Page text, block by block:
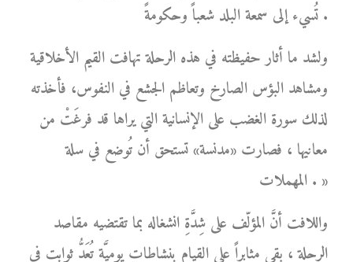
تُسيء إلى سمعة البلد شعباً وحكومةً .
ولشد ما أثار حفيظته في هذه الرحلة تهافت القيم الأخلاقية
ومشاهد البؤس الصارخ وتعاظم الجشع في النفوس، فأخذته
لذلك سورة الغضب على الإنسانية التي يراها قد فرغَتْ من
معانيها ، فصارت «مدنسة» تستحق أن تُوضع في سلة
المهملات . »
واللافت أنَّ المؤلّف على شِدَّةِ انشغاله بما تقتضيه مقاصد
الرحلة ، بقي مثابراً على القيام بنشاطاتٍ يوميَّة تُعَدُّ ثوابت في